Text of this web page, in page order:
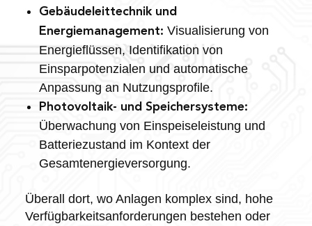
Gebäudeleittechnik und
Energiemanagement: Visualisierung von
Energieflüssen, Identifikation von
Einsparpotenzialen und automatische
Anpassung an Nutzungsprofile.
Photovoltaik- und Speichersysteme:
Überwachung von Einspeiseleistung und
Batteriezustand im Kontext der
Gesamtenergieversorgung.
Überall dort, wo Anlagen komplex sind, hohe
Verfügbarkeitsanforderungen bestehen oder